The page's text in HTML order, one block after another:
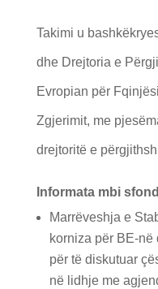
Takimi u
dhe Drejtoria e
Evropian për
Zgjerimit, me
drejtoritë e
Informata mbi
Marrëveshja e
korniza për BE-
për të diskutuar
në lidhje me